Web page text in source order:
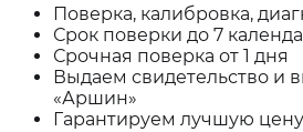
Поверка, калибровка,
Срок поверки до 7
Срочная поверка от 1 дня
Выдаем свидетельство и
«Аршин»
Гарантируем лучшую